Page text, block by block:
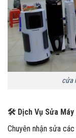
cửa
🛠 Dịch Vụ Sửa Máy
Chuyên nhận sửa